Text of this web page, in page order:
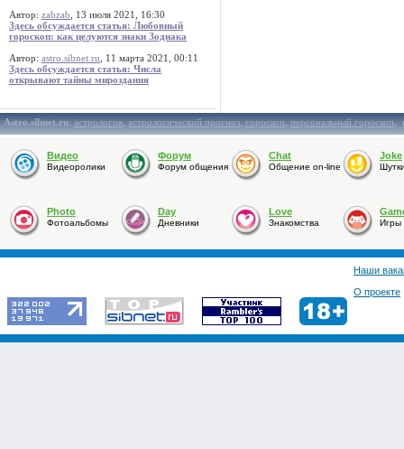
Автор: zabzab , 13 июля 2021, 16:30
Здесь обсуждается статья: Любовный
гороскоп: как целуются знаки Зодиака
Автор: astro.sibnet.ru , 11 марта 2021, 00:11
Здесь обсуждается статья: Числа
открывают тайны мироздания
Astro.sibnet.ru:астрология,астрологический прогноз,гороскоп,персональный гороскоп,
Видео
Видеоролики
Форум
Форум общения
Chat
Общение on-line
Joke
Photo
Фотоальбомы
Day
Дневники
Love
Знакомства Игры
Наши
О проекте